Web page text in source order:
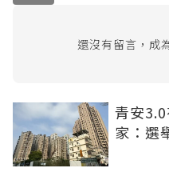
還沒有留言，成
青安
家：選